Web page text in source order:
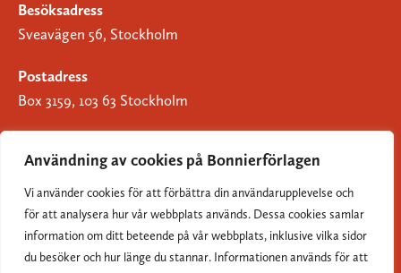
Användning av cookies på Bonnierförlagen
Vi använder cookies för att förbättra din användarupplevelse och
för att analysera hur vår webbplats används. Dessa cookies samlar
information om ditt beteende på vår webbplats, inklusive vilka sidor
du besöker och hur länge du stannar. Informationen används för att
Besöksadress
Sveavägen 56, Stockholm
Postadress
Box 3159, 103 63 Stockholm
Om Bonnierförlagen
Cookies
Integritetspolicy